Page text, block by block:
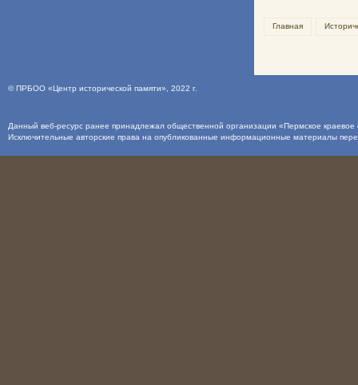
Главная
© ПРБОО «Центр исторической памяти», 2022 г.
Данный веб-ресурс ранее принадлежал общественной организации «Пермское
Исключительные авторские права на опубликованные информационные материалы